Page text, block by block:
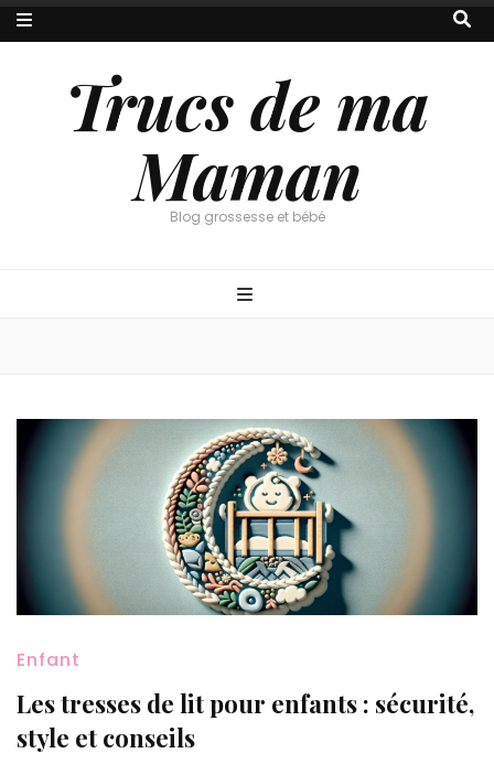
Trucs de ma
Maman
Blog grossesse et bébé
Enfant
Les tresses de lit pour enfants : sécurité,
style et conseils